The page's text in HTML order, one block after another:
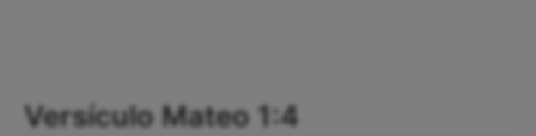
Versículo Mateo 1:4